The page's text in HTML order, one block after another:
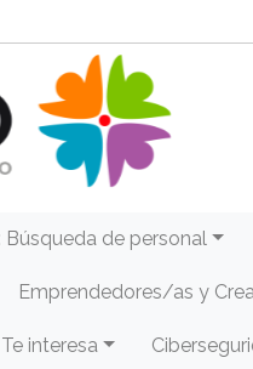
Búsqueda de personal
Emprendedores/as y
Te interesa